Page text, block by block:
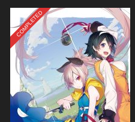
COMPLETED